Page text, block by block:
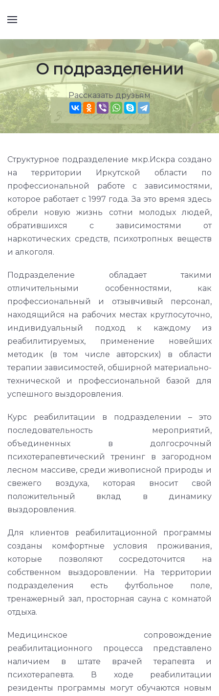
О подразделении
Рассказать друзьям
Структурное подразделение мкр.Искра создано
на территории Иркутской области по
профессиональной работе с зависимостями,
которое работает с 1997 года. За это время здесь
обрели новую жизнь сотни молодых людей,
обратившихся с зависимостями от
наркотических средств, психотропных веществ
и алкоголя.
Подразделение обладает такими
отличительными особенностями, как
профессиональный и отзывчивый персонал,
находящийся на рабочих местах круглосуточно,
индивидуальный подход к каждому из
реабилитируемых, применение новейших
методик (в том числе авторских) в области
терапии зависимостей, обширной материально-
технической и профессиональной базой для
успешного выздоровления.
Курс реабилитации в подразделении – это
последовательность мероприятий,
объединенных в долгосрочный
психотерапевтический тренинг в загородном
лесном массиве, среди живописной природы и
свежего воздуха, которая вносит свой
положительный вклад в динамику
выздоровления.
Для клиентов реабилитационной программы
созданы комфортные условия проживания,
которые позволяют сосредоточится на
собственном выздоровлении. На территории
подразделения есть футбольное поле,
тренажерный зал, просторная сауна с комнатой
отдыха.
Медицинское сопровождение
реабилитационного процесса представлено
наличием в штате врачей терапевта и
психотерапевта. В ходе реабилитации
резиденты программы могут обучаются новым